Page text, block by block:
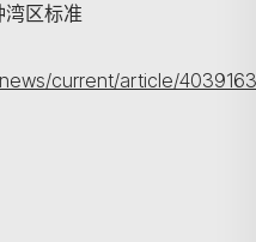
区标准
current/article/4039163/